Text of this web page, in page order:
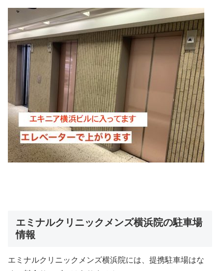
エミナルクリニックメンズ横浜院の駐車場
情報
エミナルクリニックメンズ横浜院には、提携駐車場はな